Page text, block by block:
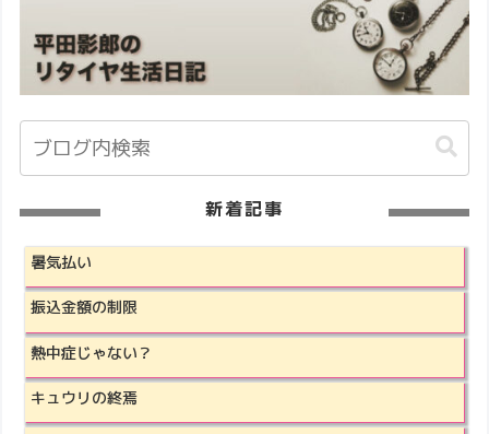
新着記事
暑気払い
振込金額の制限
熱中症じゃない？
キュウリの終焉